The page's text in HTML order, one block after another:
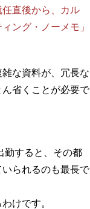
任直後から、カル
ング・ノーメモ」
な資料が、冗長な
省くことが必要で
勤すると、その都
られるのも最長で
けです。